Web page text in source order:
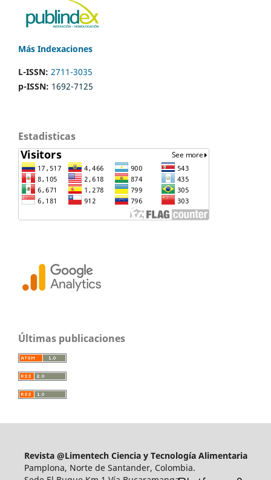
Más Indexaciones
L-ISSN: 2711-3035
p-ISSN: 1692-7125
Estadisticas
Últimas publicaciones
Revista @Limentech Ciencia y Tecnología Alimentaria
Pamplona, Norte de Santander, Colombia.